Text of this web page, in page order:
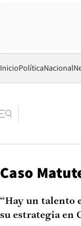
InicioPolíticaNacional
Caso
“Hay un talento
su estrategia en